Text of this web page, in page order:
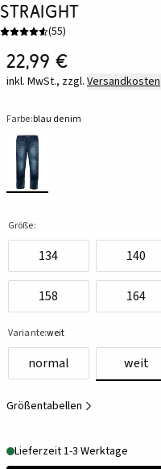
Straight
(55)
22,99 €
inkl. MwSt., zzgl. Versandkosten
Farbe:blau denim
Größe:
134 140
158 164
Variante:weit
normal weit
Größentabellen
Lieferzeit 1-3 Werktage